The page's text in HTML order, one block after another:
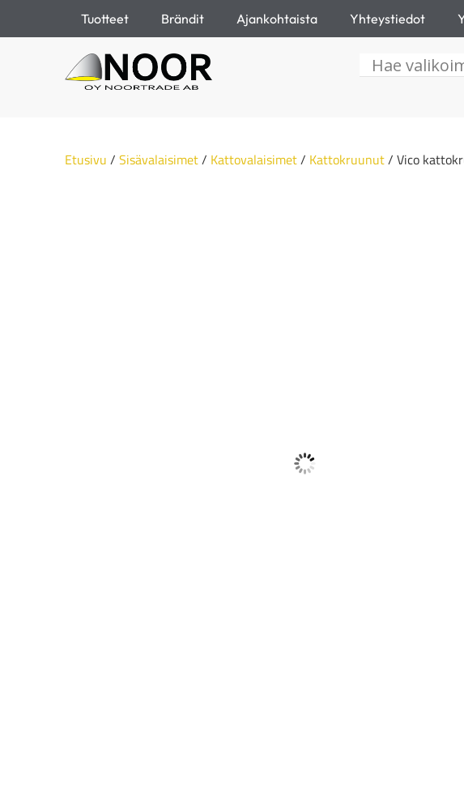
Tuotteet Brändit Ajankohtaista Yhteystiedot
Etusivu / Sisävalaisimet/ Kattovalaisimet/ Kattokruunut/ Vico